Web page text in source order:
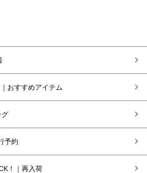
おすすめアイテム
グ
予約
！｜再入荷